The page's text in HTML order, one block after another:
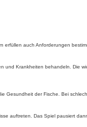
erfüllen auch Anforderungen
und Krankheiten behandeln. Die
Gesundheit der Fische. Bei
auftreten. Das Spiel pausiert